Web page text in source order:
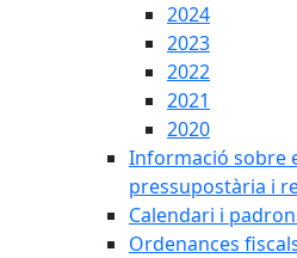
2024
2023
2022
2021
2020
Informació sobre
pressupostària i
Calendari i
Ordenances